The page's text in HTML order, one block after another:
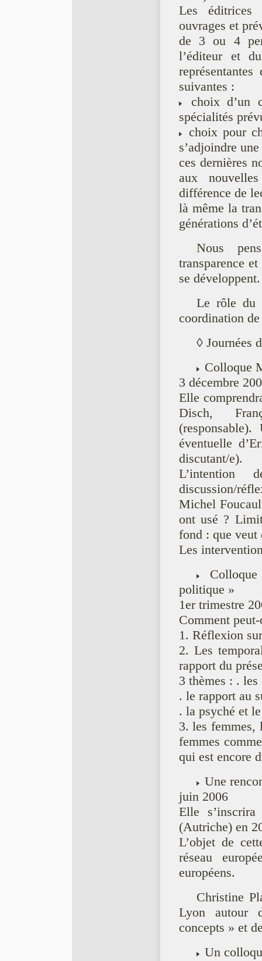
Les éditrices
ouvrages et
de 3 ou 4
l’éditeur et
suivantes :
choix d’un
spécialités
choix pour
s’adjoindre
ces dernières
aux
différence de
là même la
générations
Nous
transparence
se développent.
Le rôle du
coordination
◊ Journées
Colloque
3 décembre
Elle
Disch,
éventuelle
discutant/e).
L’intention
discussion/
Michel
ont usé ?
fond : que veut
Les
politique »
1er trimestre
Comment
1. Réflexion
2. Les
rapport du
3 thèmes : .
. le rapport au
. la psyché et
3. les femmes,
femmes
qui est encore
Une
juin 2006
Elle
(Autriche) en
L’objet de
réseau
européens.
Christine
Lyon autour
concepts » et
Un